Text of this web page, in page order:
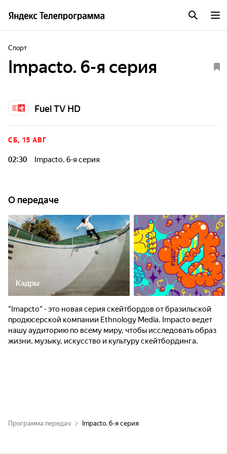
Спорт
Impacto. 6-я серия
Fuel TV HD
СБ, 15 АВГ
02:30 Impacto. 6-я серия
О передаче
Кадры
"Imapcto" - это новая серия скейтбордов от бразильской
продюсерской компании Ethnology Media. Impacto ведет
нашу аудиторию по всему миру, чтобы исследовать образ
жизни, музыку, искусство и культуру скейтбординга.
Программа передач Impacto. 6-я серия